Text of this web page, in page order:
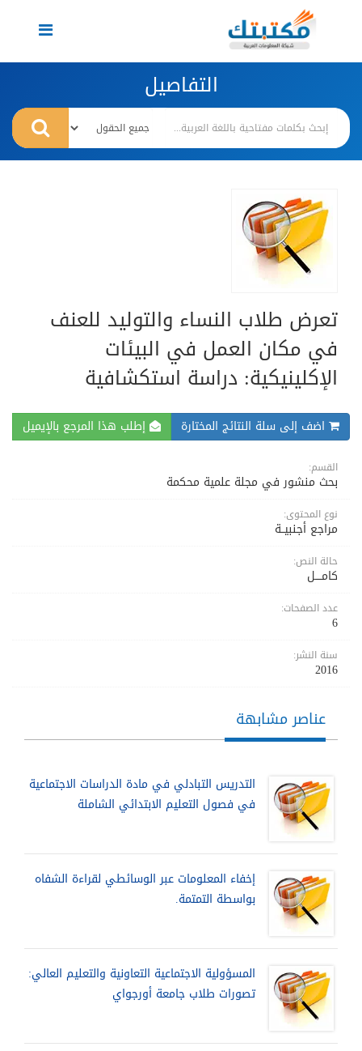
Toggle
navigation
التفاصيل
تعرض طلاب النساء والتوليد للعنف
في مكان العمل في البيئات
الإكلينيكية: دراسة استكشافية
اضف إلى سلة النتائج المختارة إطلب هذا المرجع بالإيميل
القسم:
بحث منشور في مجلة علمية محكمة
نوع المحتوى:
مراجع أجنبيــة
حالة النص:
كامــــل
عدد الصفحات:
6
سنة النشر:
2016
عناصر مشابهة
التدريس التبادلي في مادة الدراسات الاجتماعية
في فصول التعليم الابتدائي الشاملة
إخفاء المعلومات عبر الوسائطي لقراءة الشفاه
بواسطة التمتمة.
المسؤولية الاجتماعية التعاونية والتعليم العالي:
تصورات طلاب جامعة أورجواي